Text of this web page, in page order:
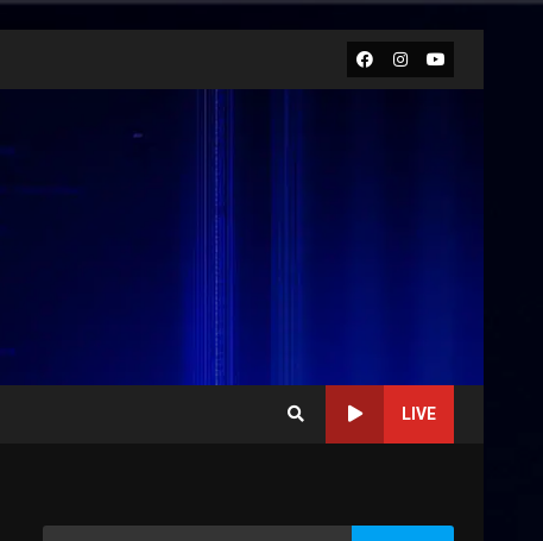
Facebook
Instagram
Youtube
LIVE